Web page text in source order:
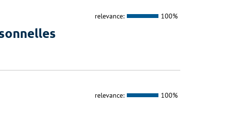
relevance: 100%
relevance: 100%